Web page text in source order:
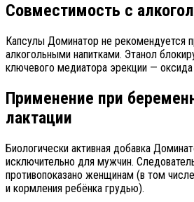
Совместимость с
Капсулы Доминатор не рекомендуется
алкогольными напитками. Этанол
ключевого медиатора эрекции — оксида
Применение при
лактации
Биологически активная добавка
исключительно для мужчин.
противопоказано женщинам (в том
и кормления ребёнка грудью).